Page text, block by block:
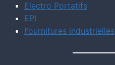
Electro Portatifs
EPI
Fournitures industrielles